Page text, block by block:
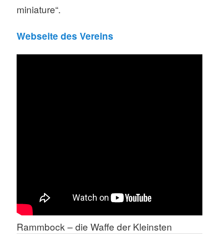
miniature“.
Webseite des Vereins
Rammbock – die Waffe der Kleinsten